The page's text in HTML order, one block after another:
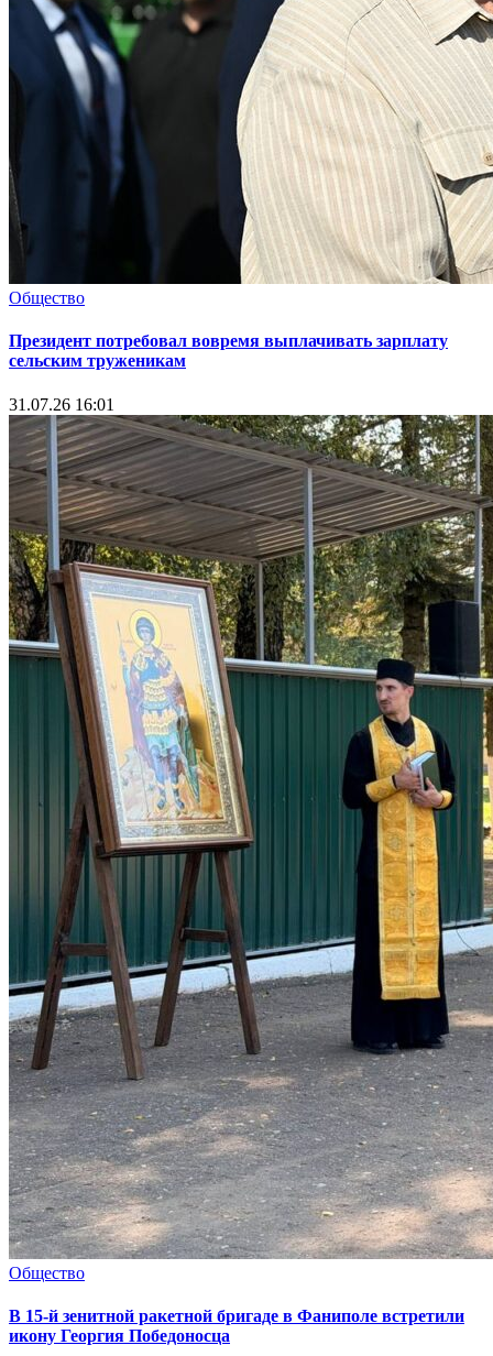
Общество
Президент потребовал вовремя выплачивать зарплату
сельским труженикам
31.07.26 16:01
Общество
В 15-й зенитной ракетной бригаде в Фаниполе встретили
икону Георгия Победоносца